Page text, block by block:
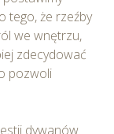
tego, że rzeźby
we wnętrzu,
zdecydować
pozwoli
dywanów.